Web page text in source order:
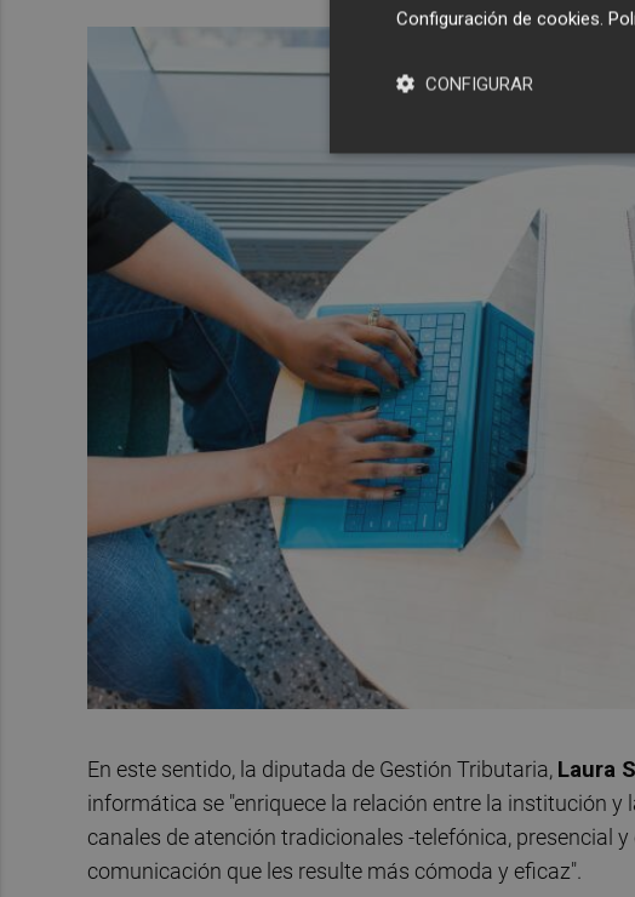
En este sentido, la diputada de Gestión Tributaria, Laura
informática se "enriquece la relación entre la institución y
canales de atención tradicionales -telefónica, presencial
comunicación que les resulte más cómoda y eficaz".
Configuración de cookies.
CONFIGURAR